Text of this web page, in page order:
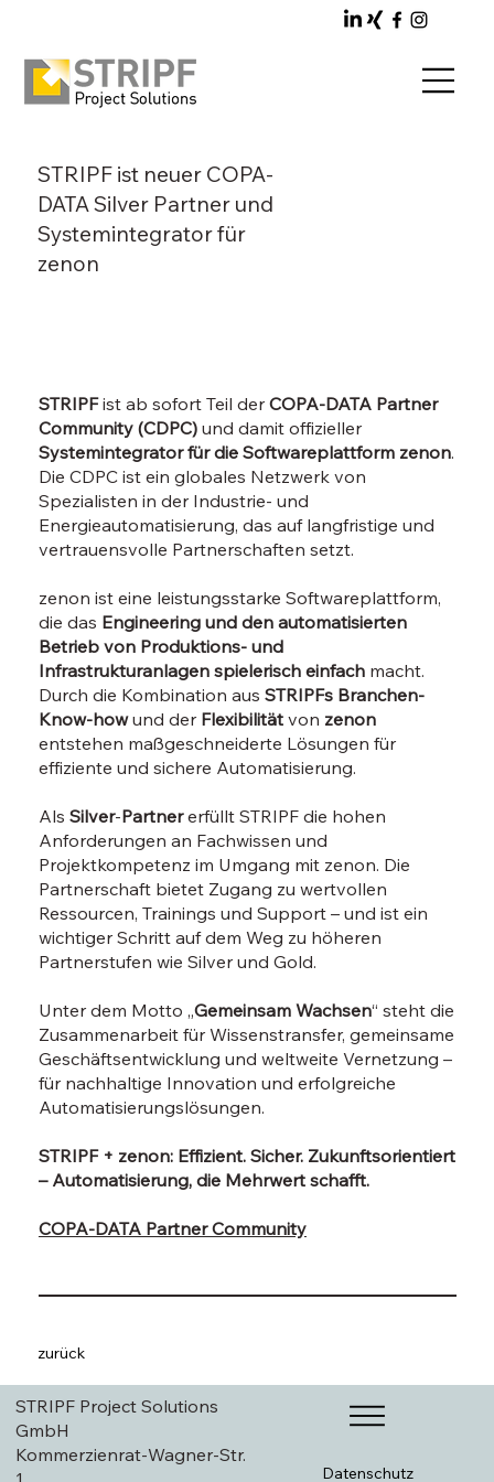
STRIPF ist neuer COPA-
DATA Silver Partner und
Systemintegrator für
zenon
STRIPFist ab sofort Teil der COPA-DATA Partner
Community (CDPC)und damit offizieller
Systemintegrator für die Softwareplattform zenon.
Die CDPC ist ein globales Netzwerk von
Spezialisten in der Industrie- und
Energieautomatisierung, das auf langfristige und
vertrauensvolle Partnerschaften setzt.
zenon ist eine leistungsstarke Softwareplattform,
die das Engineering und den automatisierten
Betrieb von Produktions- und
Infrastrukturanlagen spielerisch einfach macht.
Durch die Kombination aus STRIPFs Branchen-
Know-howund der Flexibilitätvon zenon
entstehen maßgeschneiderte Lösungen für
effiziente und sichere Automatisierung.
Als Silver-Partnererfüllt STRIPF die hohen
Anforderungen an Fachwissen und
Projektkompetenz im Umgang mit zenon. Die
Partnerschaft bietet Zugang zu wertvollen
Ressourcen, Trainings und Support – und ist ein
wichtiger Schritt auf dem Weg zu höheren
Partnerstufen wie Silver und Gold.
Unter dem Motto „Gemeinsam Wachsen“ steht die
Zusammenarbeit für Wissenstransfer, gemeinsame
Geschäftsentwicklung und weltweite Vernetzung –
für nachhaltige Innovation und erfolgreiche
Automatisierungslösungen.
STRIPF + zenon: Effizient. Sicher. Zukunftsorientiert
– Automatisierung, die Mehrwert schafft.
COPA-DATA Partner Community
zurück
STRIPF Project Solutions
GmbH
Kommerzienrat-Wagner-Str.
Datenschutz